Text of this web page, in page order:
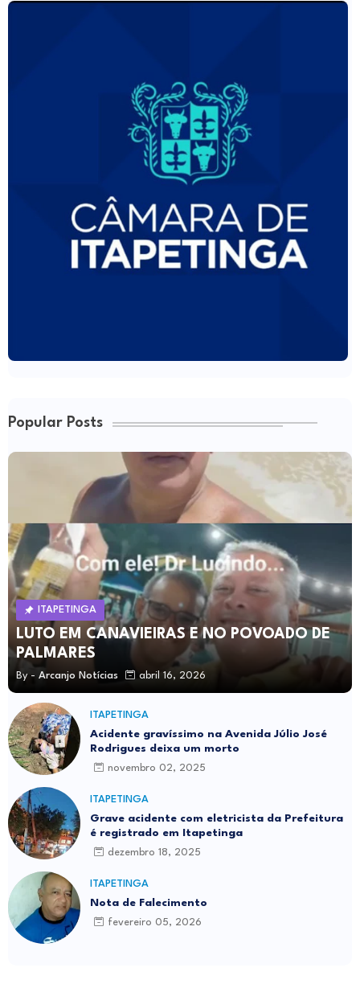
Popular Posts
ITAPETINGA
LUTO EM CANAVIEIRAS E NO POVOADO DE
PALMARES
By - Arcanjo Notícias abril 16, 2026
ITAPETINGA
Acidente gravíssimo na Avenida Júlio José
Rodrigues deixa um morto
novembro 02, 2025
ITAPETINGA
Grave acidente com eletricista da Prefeitura
é registrado em Itapetinga
dezembro 18, 2025
ITAPETINGA
Nota de Falecimento
fevereiro 05, 2026